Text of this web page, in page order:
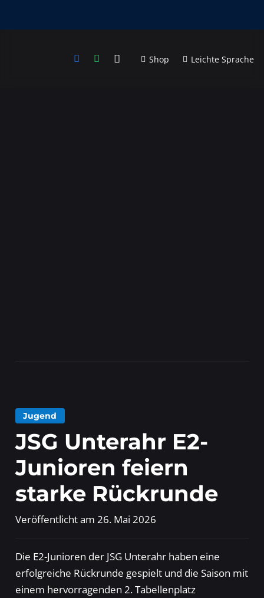
Shop Leichte Sprache
Jugend
JSG Unterahr E2-
Junioren feiern
starke Rückrunde
Veröffentlicht am 26. Mai 2026
Die E2-Junioren der JSG Unterahr haben eine
erfolgreiche Rückrunde gespielt und die Saison mit
einem hervorragenden 2. Tabellenplatz